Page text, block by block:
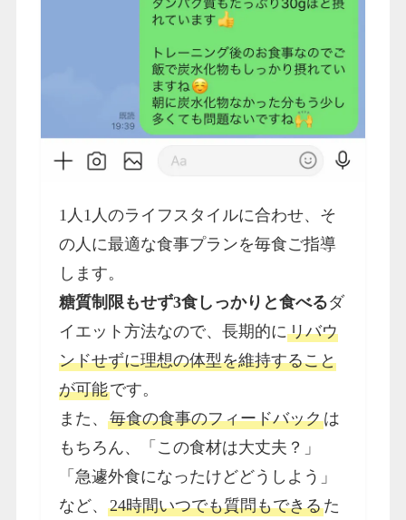
1人1人のライフスタイルに合わせ、そ
の人に最適な食事プランを毎食ご指導
します。
糖質制限もせず3食しっかりと食べるダ
イエット方法なので、長期的にリバウ
ンドせずに理想の体型を維持すること
が可能です。
また、 毎食の食事のフィードバックは
もちろん、「この食材は大丈夫？」
「急遽外食になったけどどうしよう」
など、 24時間いつでも質問もできるた